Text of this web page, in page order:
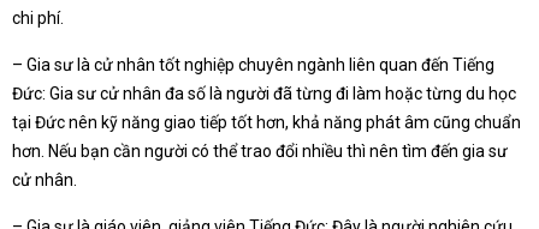
chi phí.
– Gia sư là cử nhân tốt nghiệp chuyên ngành liên quan đến Tiếng
Đức: Gia sư cử nhân đa số là người đã từng đi làm hoặc từng du học
tại Đức nên kỹ năng giao tiếp tốt hơn, khả năng phát âm cũng chuẩn
hơn. Nếu bạn cần người có thể trao đổi nhiều thì nên tìm đến gia sư
cử nhân.